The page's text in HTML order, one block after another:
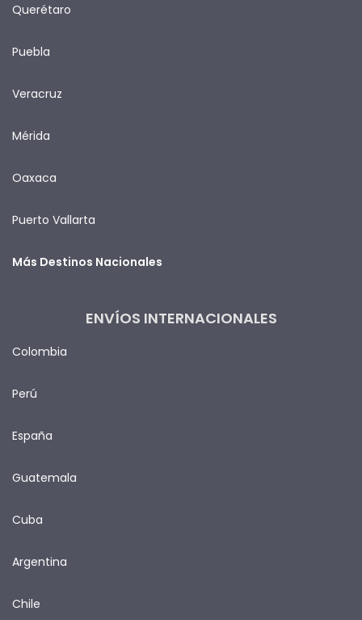
Querétaro
Puebla
Veracruz
Mérida
Oaxaca
Puerto Vallarta
Más Destinos Nacionales
ENVÍOS INTERNACIONALES
Colombia
Perú
España
Guatemala
Cuba
Argentina
Chile